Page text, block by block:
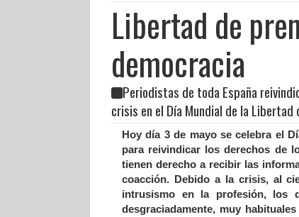
Libertad de
democracia
Periodistas de toda España
crisis en el Día Mundial de la Libertad
Hoy día 3 de mayo se celebra el
para reivindicar los derechos de
tienen derecho a recibir las
coacción. Debido a la crisis, al
intrusismo en la profesión, los
desgraciadamente, muy